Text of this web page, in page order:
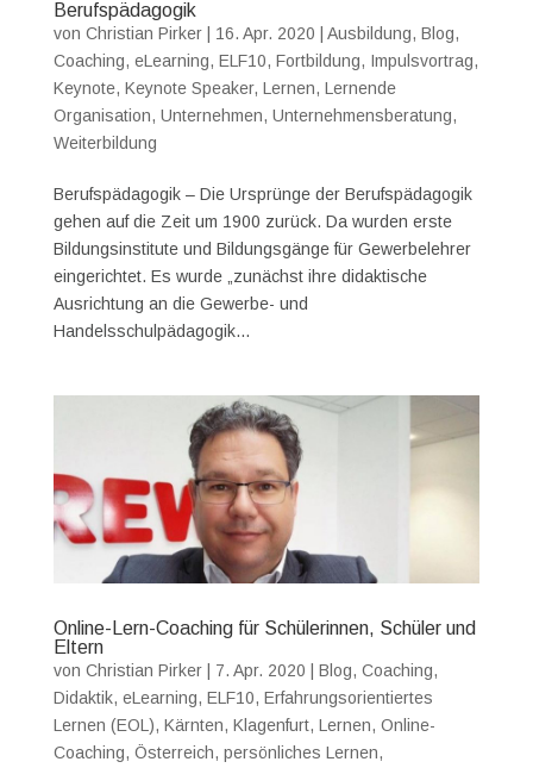
Berufspädagogik
von Christian Pirker| 16. Apr. 2020 Ausbildung, Blog,
Coaching, eLearning, ELF10, Fortbildung, Impulsvortrag,
Keynote, Keynote Speaker, Lernen, Lernende
Organisation, Unternehmen, Unternehmensberatung,
Weiterbildung
Berufspädagogik – Die Ursprünge der Berufspädagogik
gehen auf die Zeit um 1900 zurück. Da wurden erste
Bildungsinstitute und Bildungsgänge für Gewerbelehrer
eingerichtet. Es wurde „zunächst ihre didaktische
Ausrichtung an die Gewerbe- und
Handelsschulpädagogik...
Online-Lern-Coaching für Schülerinnen, Schüler und
Eltern
von Christian Pirker| 7. Apr. 2020 | Blog, Coaching,
Didaktik, eLearning, ELF10, Erfahrungsorientiertes
Lernen (EOL), Kärnten, Klagenfurt, Lernen, Online-
Coaching, Österreich, persönliches Lernen,